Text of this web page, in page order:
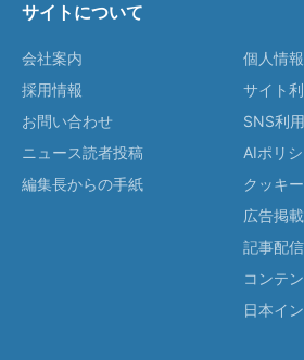
サイトについて
会社案内
採用情報
お問い合わせ
ニュース読者投稿
編集長からの手紙
個人情
サイト
SNS利
AIポリ
クッキ
広告掲載
記事配信
コンテ
日本イ